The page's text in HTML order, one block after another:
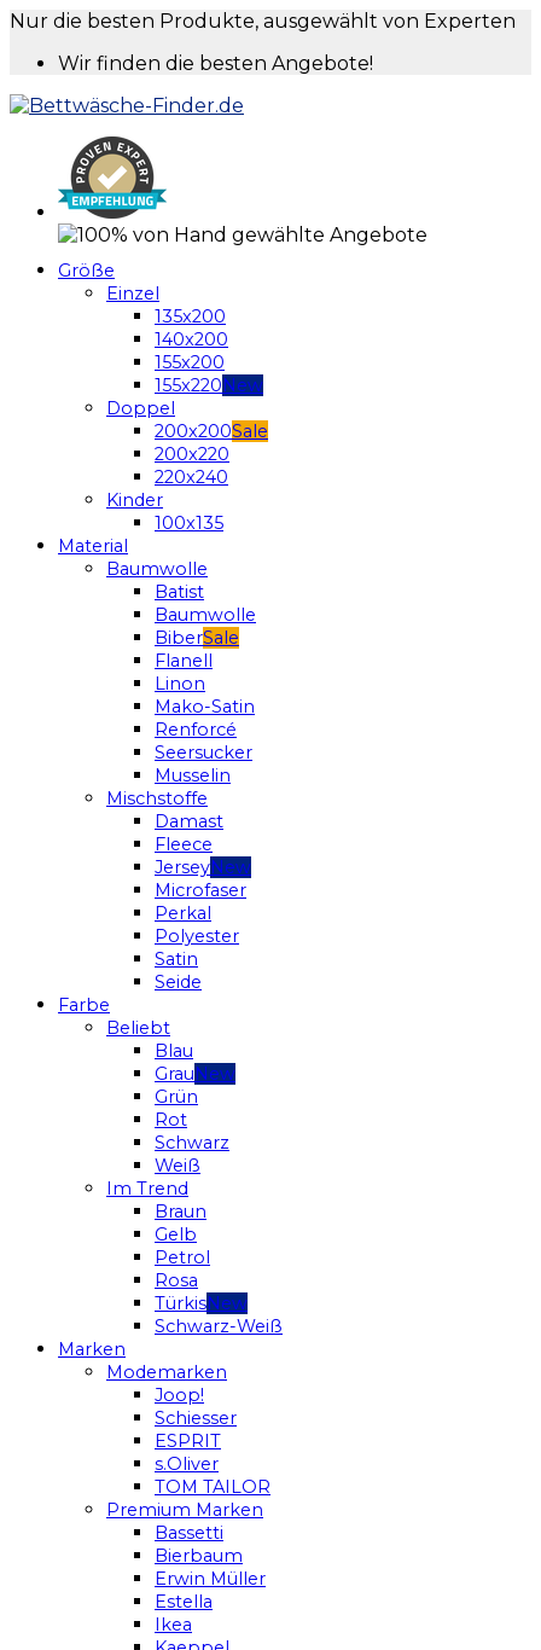
Nur die besten Produkte, ausgewählt von Experten
Wir finden die besten Angebote!
Größe
Einzel
135x200
140x200
155x200
155x220
Doppel
200x200
200x220
220x240
Kinder
100x135
Material
Baumwolle
Batist
Baumwolle
Biber
Flanell
Linon
Mako-Satin
Renforcé
Seersucker
Musselin
Mischstoffe
Damast
Fleece
Jersey
Microfaser
Perkal
Polyester
Satin
Seide
Farbe
Beliebt
Blau
Grau
Grün
Rot
Schwarz
Weiß
Im Trend
Braun
Gelb
Petrol
Rosa
Türkis
Schwarz-Weiß
Marken
Modemarken
Joop!
Schiesser
ESPRIT
s.Oliver
TOM TAILOR
Premium Marken
Bassetti
Bierbaum
Erwin Müller
Estella
Ikea